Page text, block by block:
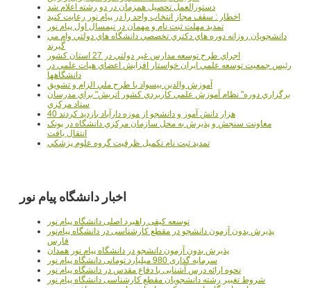
دستورالعمل تحصیل همزمان در دو رشته اعلام شد
اخطار : سقف مجاز انتخاب واحد را در پیام نور رعایت کنید
تمدید مهلت ثبت نام و مهمان در نیمسال اول پیام نور
دانشجويان روزانه دوره هاي دكتري تخصصي دانشگاه هاي دولتي وام مي
گيرند
اجراي طرح توسعه مدارس غير دولتي در 27 استان کشور
رئيس جمعيت توسعه علمي ايران خواستار افزايش اعضاي هيات علمي در
دانشگاهها
آموزش والدين بيسواد با طرح ملي الزام و تشويق
برگزاري دوره" نظام آموزش علمي كاربردي كشور اتريش" براي مدرسان
ستاد مرکزي
40 هزار دانش آموز و دانشجو از موزه دارآباد بازديد کردند
معاونت سنجش و پذيرش به محل سازمان مرکزي دانشگاه در پونک
انتقال يافت
تمديد ثبت نام تکميل ظرفيت گروه علوم پزشکي
اخبار دانشگاه پیام نور
توسعه کیفی راهبرد اصلی دانشگاه پیام نور
پذیرش بدون آزمون دانشجو در مقطع کارشناسی در دانشگاه پیام‌نور
فارس
پذیرش بدون آزمون دانشجو در دانشگاه پیام نور همدان
سرمایه گذاری 980 میلیارد تومانی دانشگاه پیام نور
نحوه ارائه درس آشنایی با دفاع مقدس در دانشگاه پیام نور
شروط تغییر رشته دانشجویان مقطع کارشناسی دانشگاه پیام نور